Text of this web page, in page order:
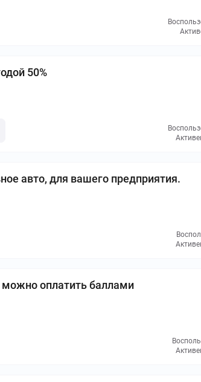
50%
авто, для вашего предприятия.
оплатить баллами